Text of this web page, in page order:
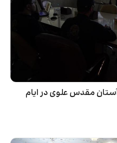
مقدس علوی در ایام